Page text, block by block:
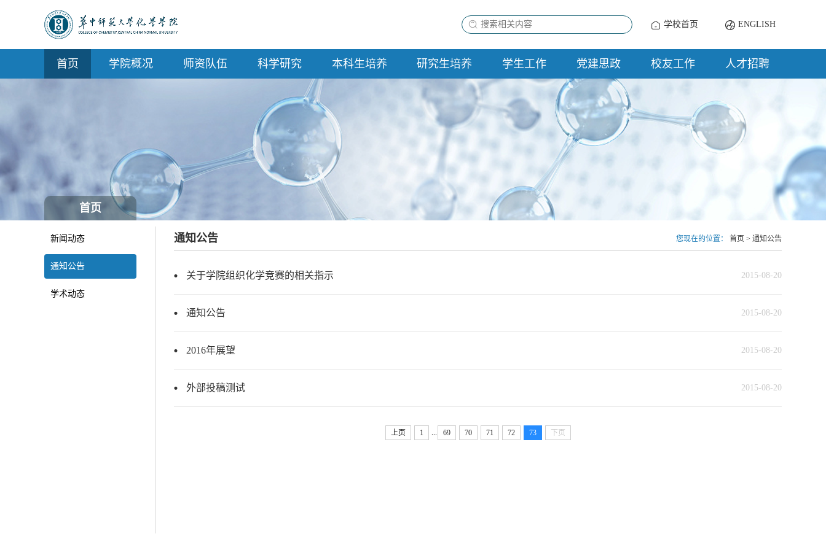
学校首页 ENGLISH
首页 学院概况 师资队伍 科学研究 本科生培养 研究生培养 学生工作 党建思政 校友工作 人才招聘
首页
新闻动态
通知公告
学术动态
通知公告 您现在的位置： 首页 > 通知公告
关于学院组织化学竞赛的相关指示 2015-08-20
通知公告 2015-08-20
2016年展望 2015-08-20
外部投稿测试 2015-08-20
上页 1 69 70 71 72 73 下页